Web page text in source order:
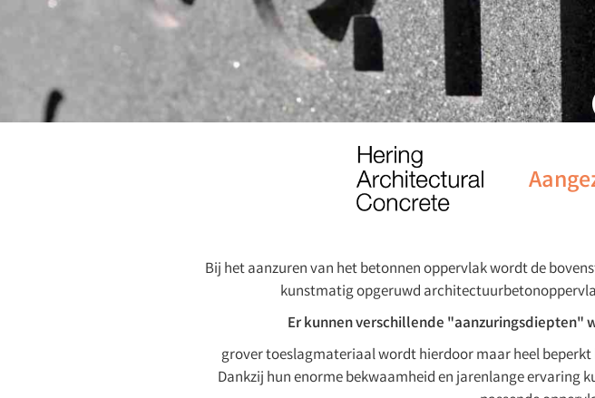
Bij het aanzuren van het betonnen oppervlak wordt de
kunstmatig opgeruwd
Er kunnen verschillende "aanzuringsdiepten"
grover toeslagmateriaal wordt hierdoor maar heel
Dankzij hun enorme bekwaamheid en jarenlange ervaring